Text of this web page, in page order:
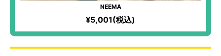
NEEMA
¥5,001(税込)